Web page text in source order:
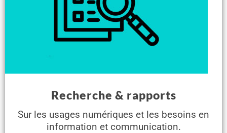
Recherche & rapports
Sur les usages numériques et les besoins en
information et communication.